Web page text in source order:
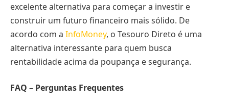
excelente alternativa para começar a investir e
construir um futuro financeiro mais sólido. De
acordo com a InfoMoney, o Tesouro Direto é uma
alternativa interessante para quem busca
rentabilidade acima da poupança e segurança.
FAQ – Perguntas Frequentes